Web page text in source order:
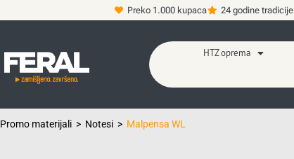
Preko 1.000 kupaca 24 godine tradicije
HTZ oprema
Promo materijali > Notesi > Malpensa WL